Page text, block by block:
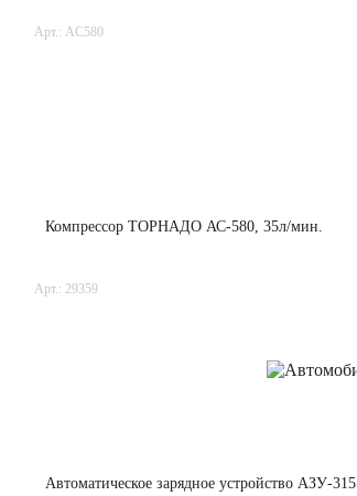
Арт.: AC580
Компрессор ТОРНАДО АС-580, 35л/мин.
Арт.: 29359
Автоматическое зарядное устройство АЗУ-315